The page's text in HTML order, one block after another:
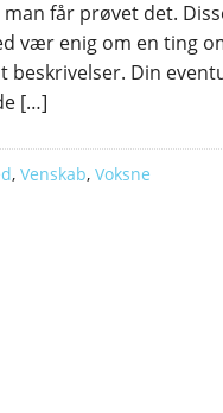
får prøvet det.
vær enig om en ting
beskrivelser. Din
[…]
, Venskab, Voksne